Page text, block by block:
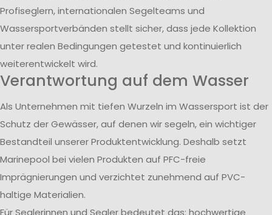
Profiseglern, internationalen Segelteams und
Wassersportverbänden stellt sicher, dass jede Kollektion
unter realen Bedingungen getestet und kontinuierlich
weiterentwickelt wird.
Verantwortung auf dem Wasser
Als Unternehmen mit tiefen Wurzeln im Wassersport ist der
Schutz der Gewässer, auf denen wir segeln, ein wichtiger
Bestandteil unserer Produktentwicklung. Deshalb setzt
Marinepool bei vielen Produkten auf PFC-freie
Imprägnierungen und verzichtet zunehmend auf PVC-
haltige Materialien.